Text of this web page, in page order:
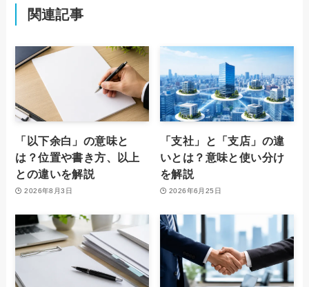
関連記事
「以下余白」の意味と
は？位置や書き方、以上
との違いを解説
2026年8月3日
「支社」と「支店」の違
いとは？意味と使い分け
を解説
2026年6月25日